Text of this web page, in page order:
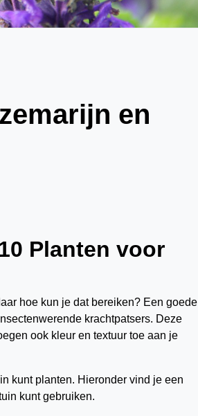
en
Planten voor
hoe kun je dat bereiken? Een goede
krachtpatsers. Deze
ook kleur en textuur toe aan je
kunt planten. Hieronder vind je een
kunt gebruiken.